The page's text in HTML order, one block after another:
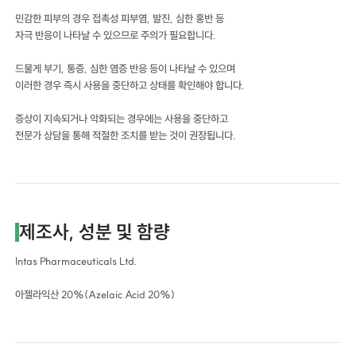
민감한 피부의 경우 접촉성 피부염, 발진, 심한 홍반 등
자극 반응이 나타날 수 있으므로 주의가 필요합니다.
드물게 부기, 통증, 심한 염증 반응 등이 나타날 수 있으며
이러한 경우 즉시 사용을 중단하고 상태를 확인해야 합니다.
증상이 지속되거나 악화되는 경우에는 사용을 중단하고
전문가 상담을 통해 적절한 조치를 받는 것이 권장됩니다.
제조사, 성분 및 함량
Intas Pharmaceuticals Ltd.
아젤라익산 20%(Azelaic Acid 20%)